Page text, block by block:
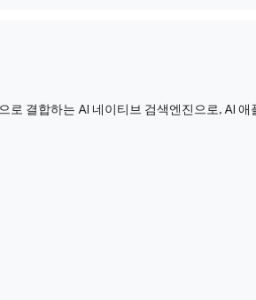
로 결합하는 AI 네이티브 검색엔진으로, AI 애